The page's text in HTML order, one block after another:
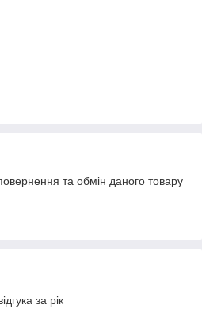
та обмін даного товару
за рік